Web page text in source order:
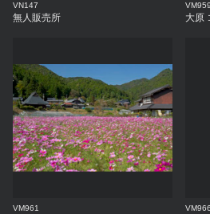
VN147
無人販売所
VM959
大原
VM961 VM966